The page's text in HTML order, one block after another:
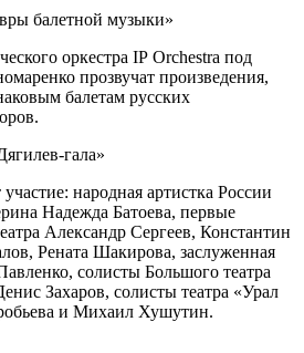
балетной музыки»
оркестра IP Orchestra под
прозвучат произведения,
балетам русских
гала»
народная артистка России
Надежда Батоева, первые
Александр Сергеев, Константин
Рената Шакирова, заслуженная
солисты Большого театра
Захаров, солисты театра «Урал
и Михаил Хушутин.